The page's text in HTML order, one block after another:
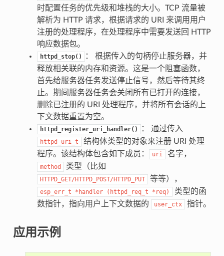
时配置任务的优先级和堆栈的大小。TCP 流量被
解析为 HTTP 请求，根据请求的 URI 来调用用户
注册的处理程序，在处理程序中需要发送回 HTTP
响应数据包。
httpd_stop()
： 根据传入的句柄停止服务器，并
释放相关联的内存和资源。这是一个阻塞函数，
首先给服务器任务发送停止信号，然后等待其终
止。期间服务器任务会关闭所有已打开的连接，
删除已注册的 URI 处理程序，并将所有会话的上
下文数据重置为空。
httpd_register_uri_handler() ： 通过传入
httpd_uri_t
结构体类型的对象来注册 URI 处理
程序。该结构体包含如下成员：
uri 名字，
method 类型（比如
HTTPD_GET/HTTPD_POST/HTTPD_PUT 等等），
esp_err_t *handler (httpd_req_t *req)
类型的函
数指针，指向用户上下文数据的
user_ctx 指针。
应用示例